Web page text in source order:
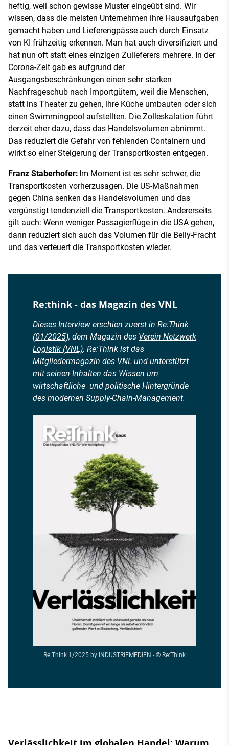
heftig, weil schon gewisse Muster eingeübt sind. Wir
wissen, dass die meisten Unternehmen ihre Hausaufgaben
gemacht haben und Lieferengpässe auch durch Einsatz
von KI frühzeitig erkennen. Man hat auch diversifiziert und
hat nun oft statt eines einzigen Zulieferers mehrere. In der
Corona-Zeit gab es aufgrund der
Ausgangsbeschränkungen einen sehr starken
Nachfrageschub nach Importgütern, weil die Menschen,
statt ins Theater zu gehen, ihre Küche umbauten oder sich
einen Swimmingpool aufstellten. Die Zolleskalation führt
derzeit eher dazu, dass das Handelsvolumen abnimmt.
Das reduziert die Gefahr von fehlenden Containern und
wirkt so einer Steigerung der Transportkosten entgegen.
Franz Staberhofer: Im Moment ist es sehr schwer, die
Transportkosten vorherzusagen. Die US-Maßnahmen
gegen China senken das Handelsvolumen und das
vergünstigt tendenziell die Transportkosten. Andererseits
gilt auch: Wenn weniger Passagierflüge in die USA gehen,
dann reduziert sich auch das Volumen für die Belly-Fracht
und das verteuert die Transportkosten wieder.
Re:think - das Magazin des VNL
Dieses Interview erschien zuerst in Re:Think
(01/2025), dem Magazin des Verein Netzwerk
Logistik (VNL). Re:Think ist das
Mitgliedermagazin des VNL und unterstützt
mit seinen Inhalten das Wissen um
wirtschaftliche und politische Hintergründe
des modernen Supply-Chain-Management.
Re:Think 1/2025 by INDUSTRIEMEDIEN - © Re:Think